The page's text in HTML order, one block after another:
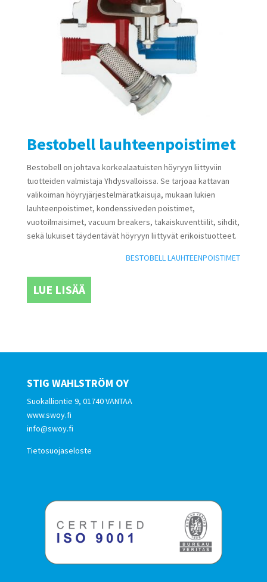
Bestobell lauhteenpoistimet
Bestobell on johtava korkealaatuisten höyryyn liittyviin
tuotteiden valmistaja Yhdysvalloissa. Se tarjoaa kattavan
valikoiman höyryjärjestelmäratkaisuja, mukaan lukien
lauhteenpoistimet, kondenssiveden poistimet,
vuotoilmaisimet, vacuum breakers, takaiskuventtiilit, sihdit,
sekä lukuiset täydentävät höyryyn liittyvät erikoistuotteet.
BESTOBELL LAUHTEENPOISTIMET
LUE LISÄÄ
STIG WAHLSTRÖM OY
Suokalliontie 9, 01740 VANTAA
www.swoy.fi
info@swoy.fi
Tietosuojaseloste